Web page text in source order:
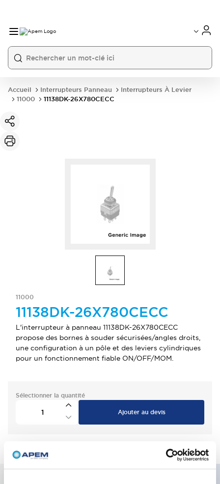
France
USA
Accueil Interrupteurs Panneau
Interrupteurs À Levier
11000
11138DK-26X780CECC
11000
11138DK-26X780CECC
L'interrupteur à panneau 11138DK-26X780CECC
propose des bornes à souder sécurisées/angles droits,
une configuration à un pôle et des leviers cylindriques
pour un fonctionnement fiable ON/OFF/MOM.
Sélectionner la quantité
Ajouter au devis